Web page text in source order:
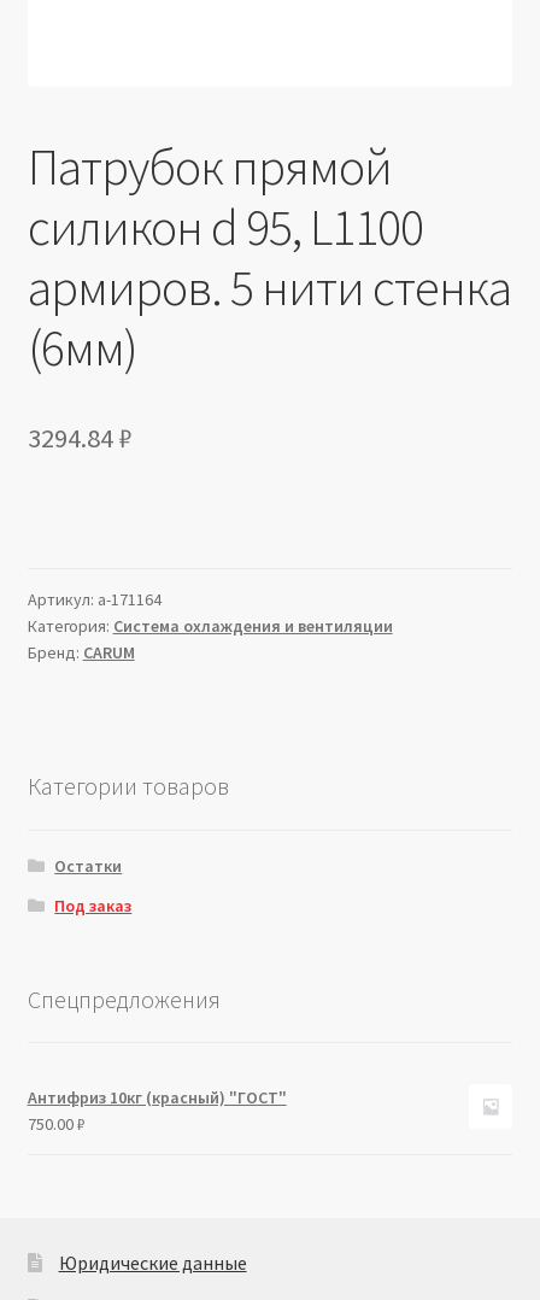
Патрубок прямой
силикон d 95, L1100
армиров. 5 нити стенка
(6мм)
3294.84₽
Артикул: a-171164
Категория: Система охлаждения и вентиляции
Бренд: CARUM
Категории товаров
Остатки
Под заказ
Спецпредложения
Антифриз 10кг (красный) "ГОСТ"
750.00₽
Юридические данные